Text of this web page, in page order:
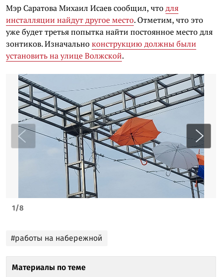
Мэр Саратова Михаил Исаев сообщил, чтодля
инсталляции найдут другое место. Отметим, что это
уже будет третья попытка найти постоянное место для
зонтиков. Изначальноконструкцию должны были
установить на улице Волжской.
1/8
#работы на набережной
Материалы по теме